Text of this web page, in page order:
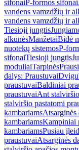
sifonaiP-formos sifonai
vandens vamzdžių ir
vandens vamzdžių ir
Tiesioji jungtis
alkūnėsManžetaiBidė
nuotekų sistemosP-
sifonaiTiesioji jungtis
moduliaiTarpinės
dalys: Praustuvai
praustuvaiBaldiniai
praustuvaiAnt
stalviršio pastatomi
kambariamsAtsarginės
kambariamsKampiniai
kambariamsPusiau
praustuvaiAtsarginės